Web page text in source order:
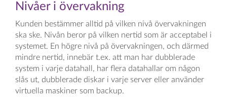
Nivåer i övervakning
Kunden bestämmer alltid på vilken nivå övervakningen
ska ske. Nivån beror på vilken nertid som är acceptabel i
systemet. En högre nivå på övervakningen, och därmed
mindre nertid, innebär t.ex. att man har dubblerade
system i varje datahall, har flera datahallar om någon
slås ut, dubblerade diskar i varje server eller använder
virtuella maskiner som backup.